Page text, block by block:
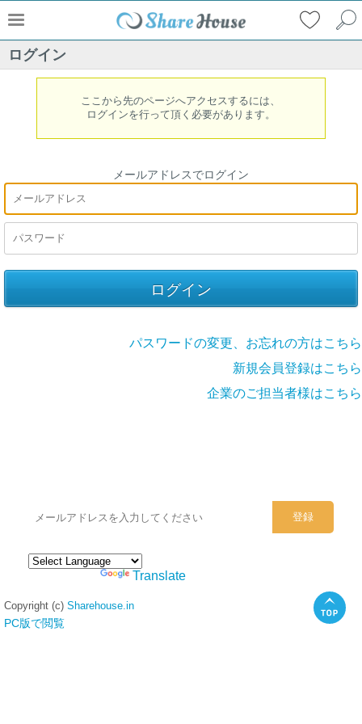
ログイン
ここから先のページへアクセスするには、
ログインを行って頂く必要があります。
メールアドレスでログイン
パスワードの変更、お忘れの方はこちら
新規会員登録はこちら
企業のご担当者様はこちら
Translate
Copyright (c) Sharehouse.in
PC版で閲覧